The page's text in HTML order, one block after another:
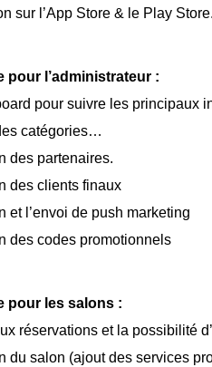
sur l’App Store & le Play Store.
pour l’administrateur :
pour suivre les principaux
catégories…
des partenaires.
des clients finaux
et l’envoi de push marketing
des codes promotionnels
pour les salons :
réservations et la possibilité
du salon (ajout des services